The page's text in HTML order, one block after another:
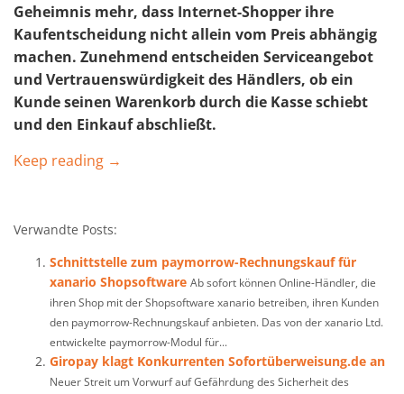
Geheimnis mehr, dass Internet-Shopper ihre
Kaufentscheidung nicht allein vom Preis abhängig
machen. Zunehmend entscheiden Serviceangebot
und Vertrauenswürdigkeit des Händlers, ob ein
Kunde seinen Warenkorb durch die Kasse schiebt
und den Einkauf abschließt.
Keep reading →
Verwandte Posts:
Schnittstelle zum paymorrow-Rechnungskauf für
xanario Shopsoftware Ab sofort können Online-Händler, die
ihren Shop mit der Shopsoftware xanario betreiben, ihren Kunden
den paymorrow-Rechnungskauf anbieten. Das von der xanario Ltd.
entwickelte paymorrow-Modul für...
Giropay klagt Konkurrenten Sofortüberweisung.de an
Neuer Streit um Vorwurf auf Gefährdung des Sicherheit des